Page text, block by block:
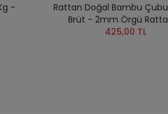
-
Rattan Doğal Bambu
Brüt - 2mm Örgü
425,00 TL